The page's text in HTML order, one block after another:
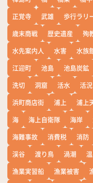
正覚寺
武雄 歩行ラリ
歳末商戦
歴史遺産 殉
水先案内人
水害 水族
江迎町
池島 池島炭鉱
洗切
洞窟 活水 活況
浜町商店街
浦上 浦上
海
海上自衛隊 海岸
海難事故
消費税 消防
渓谷
渡り鳥 渦潮
漁業実習船
漁業被害